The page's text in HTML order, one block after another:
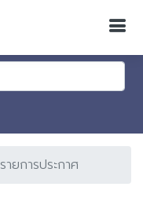
รายการประกาศ